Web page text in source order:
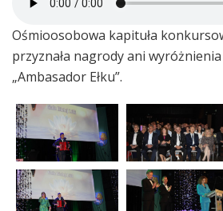
Ośmioosobowa kapituła
przyznała nagrody ani
„Ambasador Ełku”.